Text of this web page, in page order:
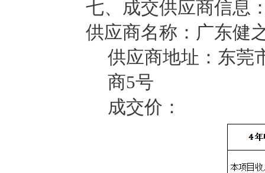
七、成交供应商信息
供应商名称：广东健
供应商地址：东莞
商5号
成交价：